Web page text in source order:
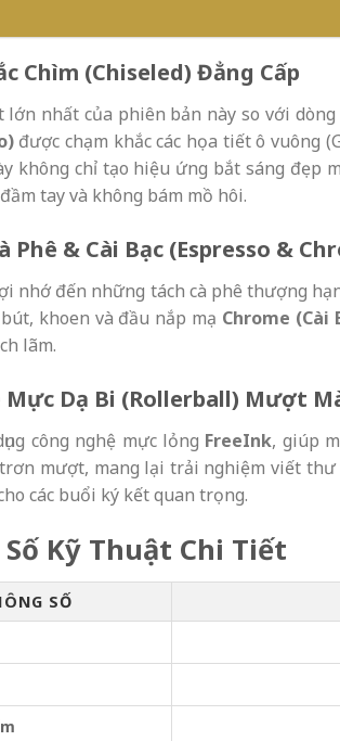
Chìm (Chiseled) Đẳng Cấp
lớn nhất của phiên bản này so với
được chạm khắc các họa tiết ô vuông
không chỉ tạo hiệu ứng bắt sáng đẹp
tay và không bám mồ hôi.
Phê & Cài Bạc (Espresso &
nhớ đến những tách cà phê thượng
khoen và đầu nắp mạ Chrome (Cài
lãm.
Mực Dạ Bi (Rollerball) Mượt
công nghệ mực lỏng FreeInk, giúp
trơn mượt, mang lại trải nghiệm viết
các buổi ký kết quan trọng.
Kỹ Thuật Chi Tiết
SỐ